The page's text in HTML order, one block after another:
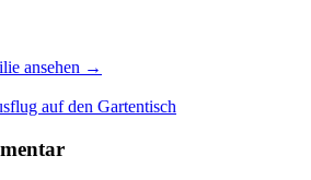
ansehen →
auf den Gartentisch